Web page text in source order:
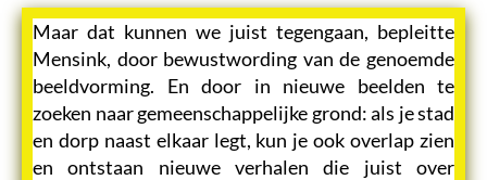
Maar dat kunnen we juist tegengaan, bepleitte
Mensink, door bewustwording van de genoemde
beeldvorming. En door in nieuwe beelden te
zoeken naar gemeenschappelijke grond: als je stad
en dorp naast elkaar legt, kun je ook overlap zien
en ontstaan nieuwe verhalen die juist over